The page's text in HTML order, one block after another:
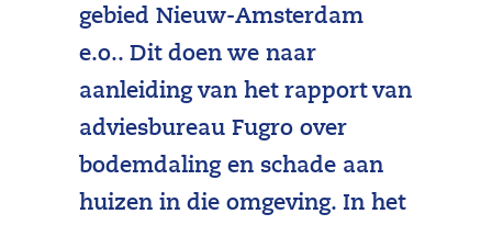
gebied Nieuw-Amsterdam
e.o.. Dit doen we naar
aanleiding van het rapport van
adviesbureau Fugro over
bodemdaling en schade aan
huizen in die omgeving. In het